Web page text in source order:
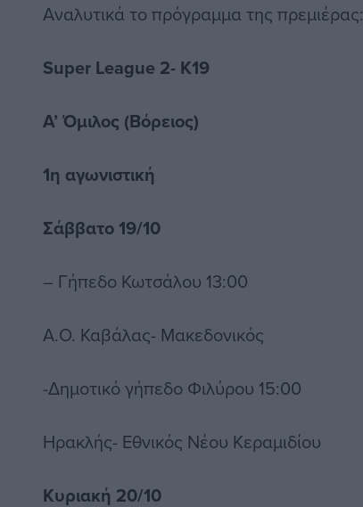
Αναλυτικά το πρόγραμμα της πρεμιέρας:
Super League 2- Κ19
Α’ Όμιλος (Βόρειος)
1η αγωνιστική
Σάββατο 19/10
– Γήπεδο Κωτσάλου 13:00
Α.Ο. Καβάλας- Μακεδονικός
-Δημοτικό γήπεδο Φιλύρου 15:00
Ηρακλής- Εθνικός Νέου Κεραμιδίου
Κυριακή 20/10